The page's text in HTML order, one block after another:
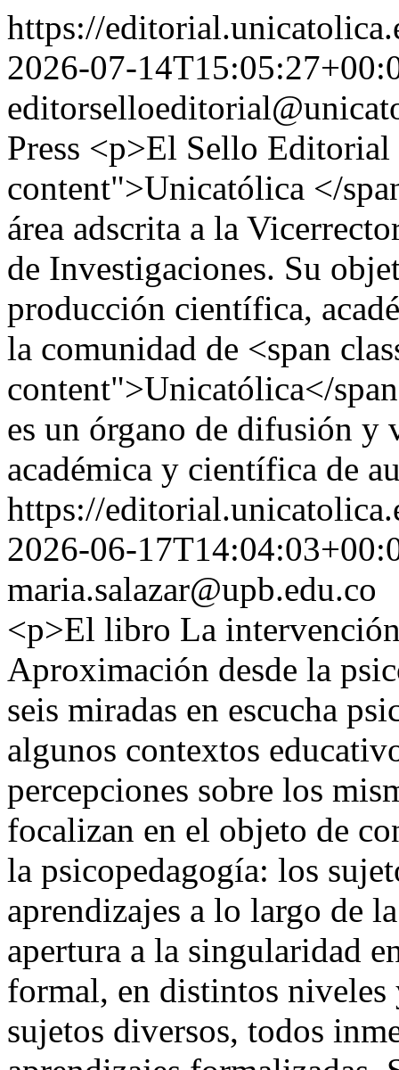
https://
2026-07-
Press <p>El Sello Editorial
content">Unicatólica </
área adscrita a la
de Investigaciones. Su
producción científica,
la comunidad de <span
content">Unicatólica</
es un órgano de difusión
académica y científica de
https://
2026-06-
maria.salazar@upb.edu.co
<p>El libro La
Aproximación desde la
seis miradas en escucha
algunos contextos
percepciones sobre los
focalizan en el objeto de
la psicopedagogía: los
aprendizajes a lo largo de
apertura a la singularidad
formal, en distintos
sujetos diversos, todos